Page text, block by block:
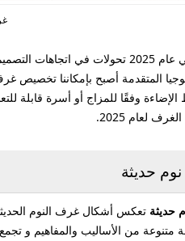
تعكس غرف النوم في عام 2025
المتقدمة أصبح بإمكاننا تخصيص
الإضاءة وفقًا للمزاج أو أسرة قابلة
لعام 2025.
حديثة
حديثة تعكس أشكال غرف النوم
متنوعة من الأساليب والمفاهيم و